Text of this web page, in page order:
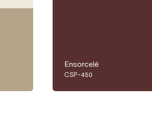
Ensorcelé
CSP-450